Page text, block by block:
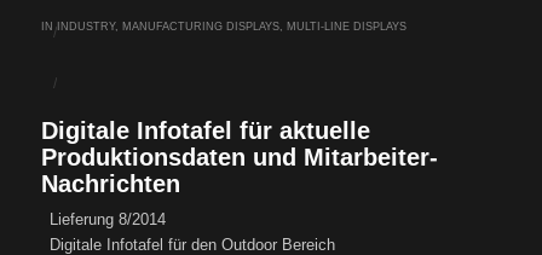
/
ININDUSTRY, MANUFACTURING DISPLAYS, MULTI-LINE DISPLAYS
/
Digitale Infotafel für aktuelle
Produktionsdaten und Mitarbeiter-
Nachrichten
Lieferung 8/2014
Digitale Infotafel für den Outdoor Bereich